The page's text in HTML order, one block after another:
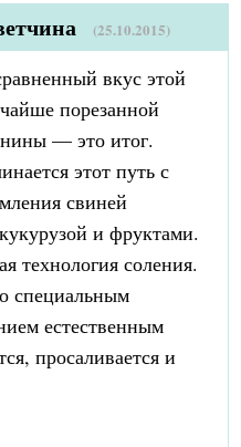
(25.10.2015)
вкус этой
порезанной
— это итог.
этот путь с
свиней
и фруктами.
технология соления.
специальным
естественным
просаливается и